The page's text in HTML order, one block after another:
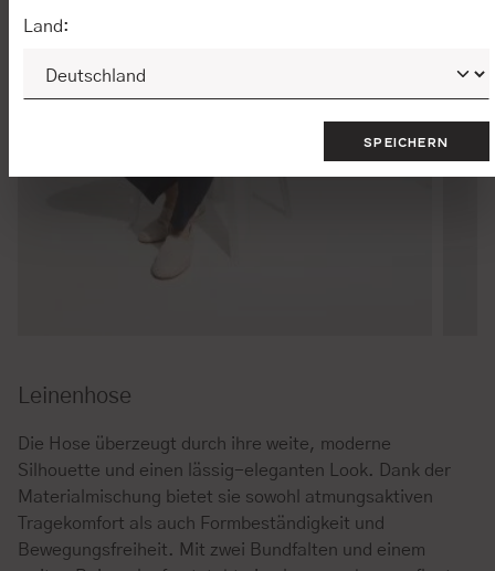
Leinenhose
Die Hose überzeugt durch ihre weite, moderne
Silhouette und einen lässig-eleganten Look. Dank der
Materialmischung bietet sie sowohl atmungsaktiven
Tragekomfort als auch Formbeständigkeit und
Bewegungsfreiheit. Mit zwei Bundfalten und einem
Land:
SPEICHERN